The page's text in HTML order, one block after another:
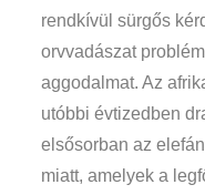
rendkívül sürgős
orvvadászat
aggodalmat. Az
utóbbi évtizedben
elsősorban az
miatt, amelyek a